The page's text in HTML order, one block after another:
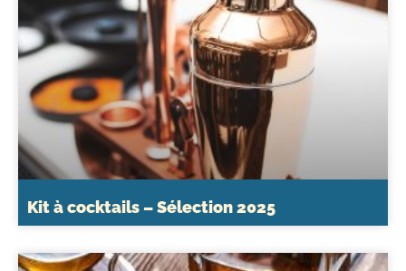
Kit à cocktails – Sélection 2025